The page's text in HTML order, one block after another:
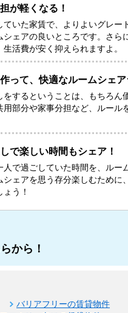
が軽くなる！
ていた家賃で、よりよいグレー
シェアの良いところです。さら
生活費が安く抑えられますよ。
って、快適なルームシェ
をするということは、もちろん
用部分や家事分担など、ルール
で楽しい時間もシェア！
人で過ごしていた時間を、ルー
シェアを思う存分楽しむために
ょう！
から！
バリアフリーの賃貸物件